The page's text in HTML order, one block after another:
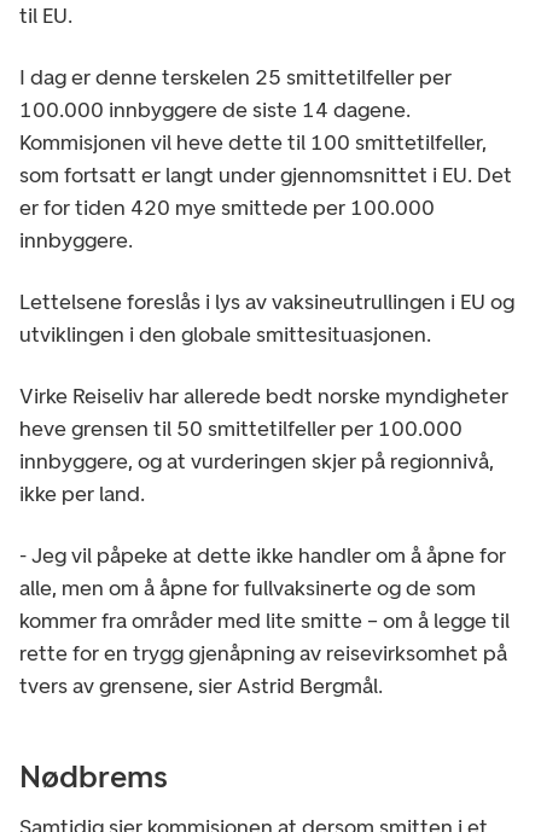
til EU.
I dag er denne terskelen 25 smittetilfeller per
100.000 innbyggere de siste 14 dagene.
Kommisjonen vil heve dette til 100 smittetilfeller,
som fortsatt er langt under gjennomsnittet i EU. Det
er for tiden 420 mye smittede per 100.000
innbyggere.
Lettelsene foreslås i lys av vaksineutrullingen i EU og
utviklingen i den globale smittesituasjonen.
Virke Reiseliv har allerede bedt norske myndigheter
heve grensen til 50 smittetilfeller per 100.000
innbyggere, og at vurderingen skjer på regionnivå,
ikke per land.
- Jeg vil påpeke at dette ikke handler om å åpne for
alle, men om å åpne for fullvaksinerte og de som
kommer fra områder med lite smitte – om å legge til
rette for en trygg gjenåpning av reisevirksomhet på
tvers av grensene, sier Astrid Bergmål.
Nødbrems
Samtidig sier kommisjonen at dersom smitten i et